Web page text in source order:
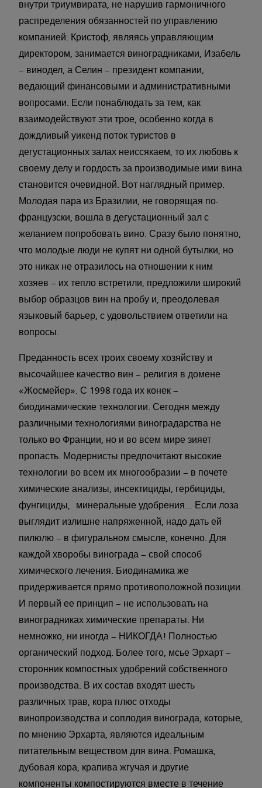
внутри триумвирата, не нарушив гармоничного
распределения обязанностей по управлению
компанией: Кристоф, являясь управляющим
директором, занимается виноградниками, Изабель
– винодел, а Селин – президент компании,
ведающий финансовыми и административными
вопросами. Если понаблюдать за тем, как
взаимодействуют эти трое, особенно когда в
дождливый уикенд поток туристов в
дегустационных залах неиссякаем, то их любовь к
своему делу и гордость за производимые ими вина
становится очевидной. Вот наглядный пример.
Молодая пара из Бразилии, не говорящая по-
французски, вошла в дегустационный зал с
желанием попробовать вино. Сразу было понятно,
что молодые люди не купят ни одной бутылки, но
это никак не отразилось на отношении к ним
хозяев – их тепло встретили, предложили широкий
выбор образцов вин на пробу и, преодолевая
языковый барьер, с удовольствием ответили на
вопросы.
Преданность всех троих своему хозяйству и
высочайшее качество вин – религия в домене
«Жосмейер». С 1998 года их конек –
биодинамические технологии. Сегодня между
различными технологиями виноградарства не
только во Франции, но и во всем мире зияет
пропасть. Модернисты предпочитают высокие
технологии во всем их многообразии – в почете
химические анализы, инсектициды, гербициды,
фунгициды, минеральные удобрения… Если лоза
выглядит излишне напряженной, надо дать ей
пилюлю – в фигуральном смысле, конечно. Для
каждой хворобы винограда – свой способ
химического лечения. Биодинамика же
придерживается прямо противоположной позиции.
И первый ее принцип – не использовать на
виноградниках химические препараты. Ни
немножко, ни иногда – НИКОГДА! Полностью
органический подход. Более того, мсье Эрхарт –
сторонник компостных удобрений собственного
производства. В их состав входят шесть
различных трав, кора плюс отходы
винопроизводства и соплодия винограда, которые,
по мнению Эрхарта, являются идеальным
питательным веществом для вина. Ромашка,
дубовая кора, крапива жгучая и другие
компоненты компостируются вместе в течение